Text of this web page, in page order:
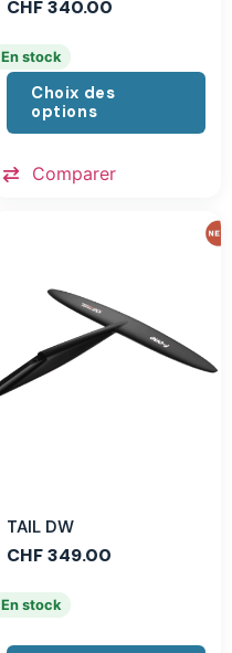
CHF340.00
En stock
Choix des
options
Comparer
TAIL DW
CHF349.00
En stock